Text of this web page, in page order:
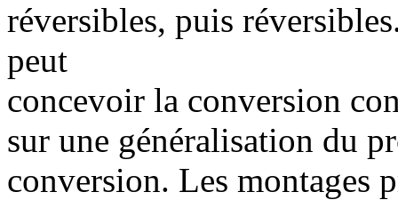
réversibles, puis
peut
concevoir la conversion
sur une généralisation du
conversion. Les montages